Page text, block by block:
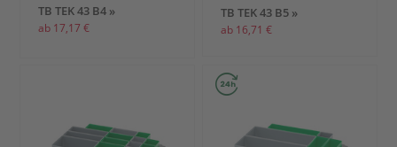
TB TEK 43 B4 »
ab 17,17 €
TB TEK 43 B5 »
ab 16,71 €